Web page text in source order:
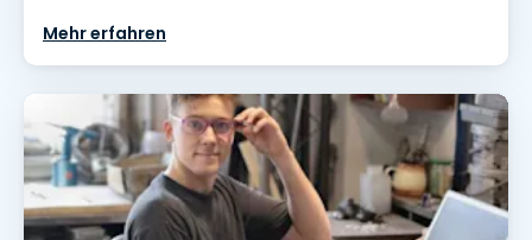
Mehr erfahren